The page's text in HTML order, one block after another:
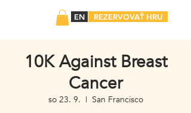
REZERVOVAŤ HRU
EN
10K Against Breast
Cancer
so 23. 9.
  |
San Francisco